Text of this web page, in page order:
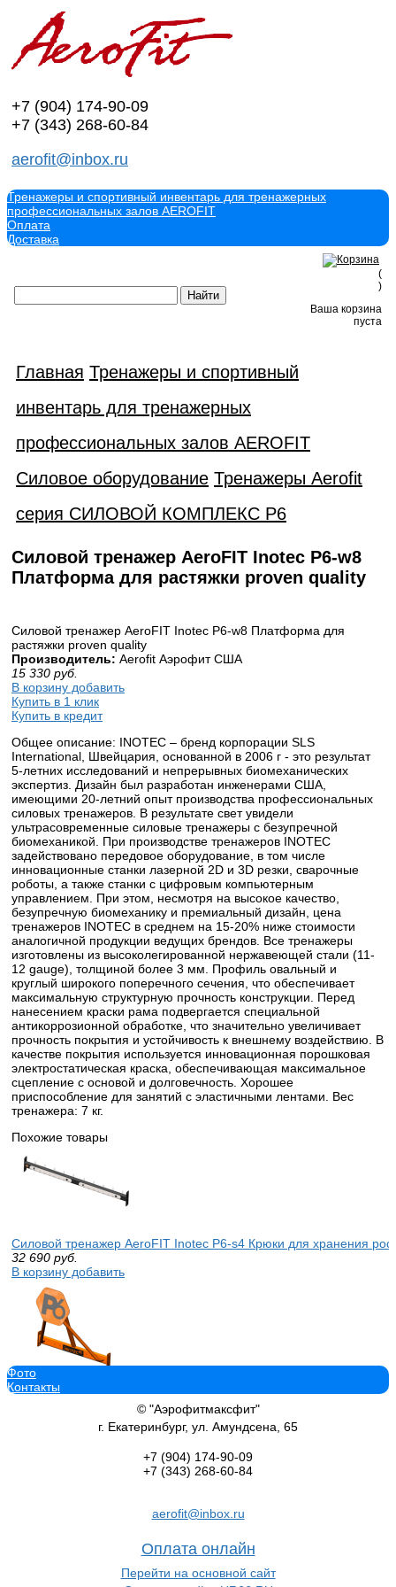
+7 (904) 174-90-09
+7 (343) 268-60-84
aerofit@inbox.ru
Тренажеры и спортивный инвентарь для тренажерных
профессиональных залов AEROFIT
Оплата
Доставка
(
)
Ваша корзина
пуста
Главная Тренажеры и спортивный
инвентарь для тренажерных
профессиональных залов AEROFIT
Силовое оборудование Тренажеры Aerofit
серия СИЛОВОЙ КОМПЛЕКС P6
Силовой тренажер AeroFIT Inotec P6-w8
Платформа для растяжки proven quality
Силовой тренажер AeroFIT Inotec P6-w8 Платформа для
растяжки proven quality
Производитель: Aerofit Аэрофит США
15 330 руб.
В корзину добавить
Купить в 1 клик
Купить в кредит
Общее описание: INOTEC – бренд корпорации SLS
International, Швейцария, основанной в 2006 г - это результат
5-летних исследований и непрерывных биомеханических
экспертиз. Дизайн был разработан инженерами США,
имеющими 20-летний опыт производства профессиональных
силовых тренажеров. В результате свет увидели
ультрасовременные силовые тренажеры с безупречной
биомеханикой. При производстве тренажеров INOTEC
задействовано передовое оборудование, в том числе
инновационные станки лазерной 2D и 3D резки, сварочные
роботы, а также станки с цифровым компьютерным
управлением. При этом, несмотря на высокое качество,
безупречную биомеханику и премиальный дизайн, цена
тренажеров INOTEC в среднем на 15-20% ниже стоимости
аналогичной продукции ведущих брендов. Все тренажеры
изготовлены из высоколегированной нержавеющей стали (11-
12 gauge), толщиной более 3 мм. Профиль овальный и
круглый широкого поперечного сечения, что обеспечивает
максимальную структурную прочность конструкции. Перед
нанесением краски рама подвергается специальной
антикоррозионной обработке, что значительно увеличивает
прочность покрытия и устойчивость к внешнему воздействию. В
качестве покрытия используется инновационная порошковая
электростатическая краска, обеспечивающая максимальное
сцепление с основой и долговечность. Хорошее
приспособление для занятий с эластичными лентами. Вес
тренажера: 7 кг.
Похожие товары
Силовой тренажер AeroFIT Inotec P6-s4 Крюки для хранения
32 690 руб.
В корзину добавить
Силовой тренажер AeroFITInotec P6-w2 Мишень настенная
75 950 руб.
Силовой тренажер AeroFIT Inotec P6-s6 Держатель для
Фото
Контакты
© "Аэрофитмаксфит"
г. Екатеринбург, ул. Амундсена, 65
+7 (904) 174-90-09
+7 (343) 268-60-84
aerofit@inbox.ru
Оплата онлайн
Перейти на основной сайт